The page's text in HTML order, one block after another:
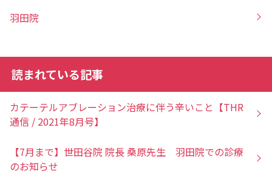
羽田院
読まれている記事
カテーテルアブレーション治療に伴う辛いこと【THR
通信 / 2021年8月号】
【7月まで】世田谷院 院長 桑原先生 羽田院での診療
のお知らせ